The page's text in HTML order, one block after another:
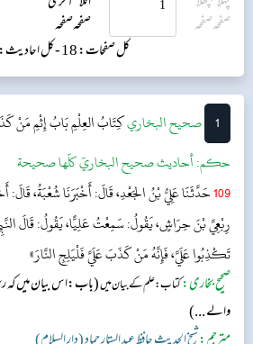
کل صفحات: 18 - کل احادیث: 176
1 ‌‌صحيح البخاريكِتَابُ العِلْمِبَابُ إِثْمِ مَنْ
حکم:أحاديث صحيح البخاريّ كلّها صحيحة
109حَدَّثَنَا عَلِيُّ بْنُ الجَعْدِ، قَالَ: أَخْبَرَنَا شُعْبَةُ،
رِبْعِيَّ بْنَ حِرَاشٍ، يَقُولُ: سَمِعْتُ عَلِيًّا، يَقُولُ: قَالَ
تَكْذِبُوا عَلَيَّ، فَإِنَّهُ مَنْ كَذَبَ عَلَيَّ فَلْيَلِجِ النَّارَ»
صحیح بخاری:کتاب: علم کے بیان میں(باب:اس بیان میں
والے ...)